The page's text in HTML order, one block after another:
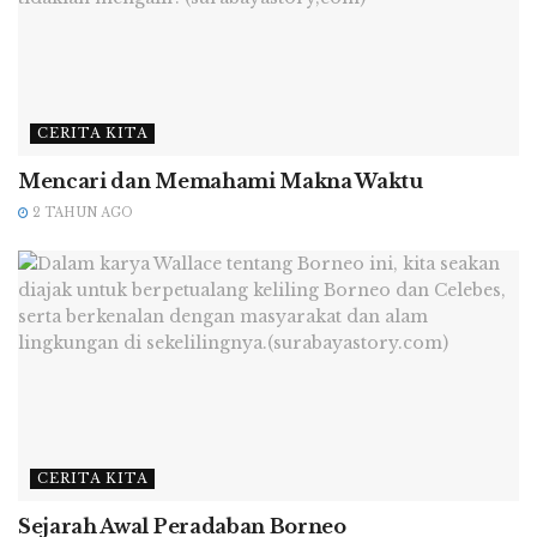
adanya kuman atau bakteri ditekankan. Bahkan
ketika Anda akan membilas sayuran, Anda
harus memastikan tangan Anda bersih. Cuci
setidaknya selama 20 detik sebelum
membersihkan buah dan sayuran. Sebaiknya
cuci tangan lagi setelah itu.
CERITA KITA
Mencari dan Memahami Makna Waktu
2 TAHUN AGO
CERITA KITA
Sejarah Awal Peradaban Borneo